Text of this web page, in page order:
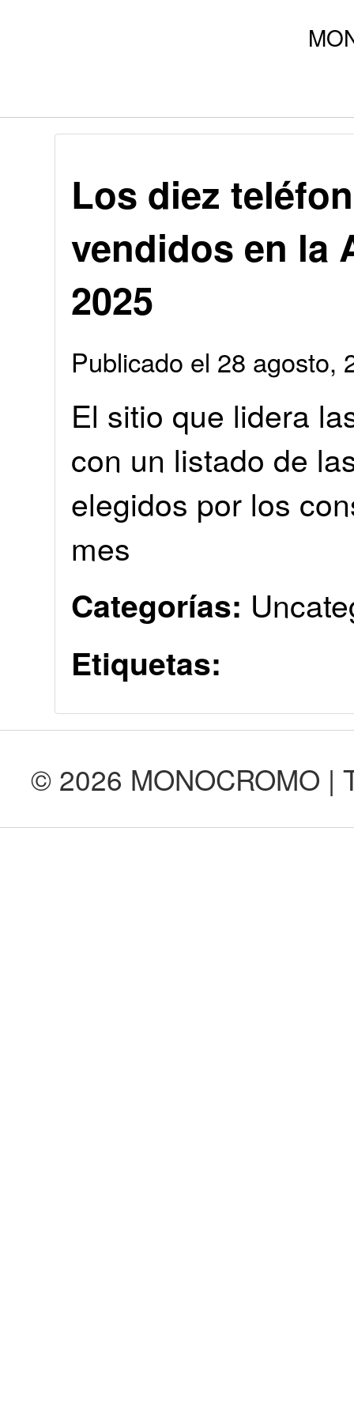
Los diez
vendidos en la
2025
Publicado el 28 agosto,
El sitio que lidera
con un listado de
elegidos por los
mes
Categorías:
Etiquetas:
© 2026 MONOCROMO |